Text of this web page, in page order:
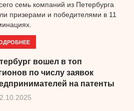
семь компаний из Петербурга
призерами и победителями в 11
вошел в топ
по числу заявок
на патенты